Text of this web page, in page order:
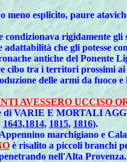
esplicito, paure
rigidamente gli
che gli potesse
antiche del Ponente
cibo tra i territori prossimi
delle armi da fuoco e
AVESSERO UCCISO
di VARIE E MORTALI
1643,1814, 1815, 1816).
marchigiano e
è risalito a piccoli branchi
nell'Alta Provenza.